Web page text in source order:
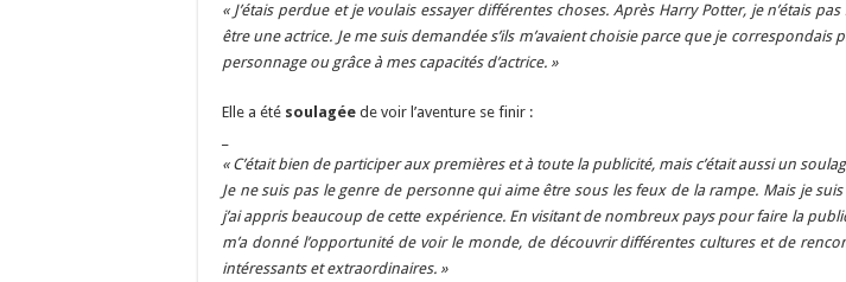
« J’étais perdue et je voulais essayer différentes choses. Après Harry Potter, je n’étais
être une actrice. Je me suis demandée s’ils m’avaient choisie parce que je correspondais
personnage ou grâce à mes capacités d’actrice. »
Elle a été soulagée de voir l’aventure se finir :
« C’était bien de participer aux premières et à toute la publicité, mais c’était aussi un
Je ne suis pas le genre de personne qui aime être sous les feux de la rampe. Mais je
j’ai appris beaucoup de cette expérience. En visitant de nombreux pays pour faire la
m’a donné l’opportunité de voir le monde, de découvrir différentes cultures et de
intéressants et extraordinaires. »